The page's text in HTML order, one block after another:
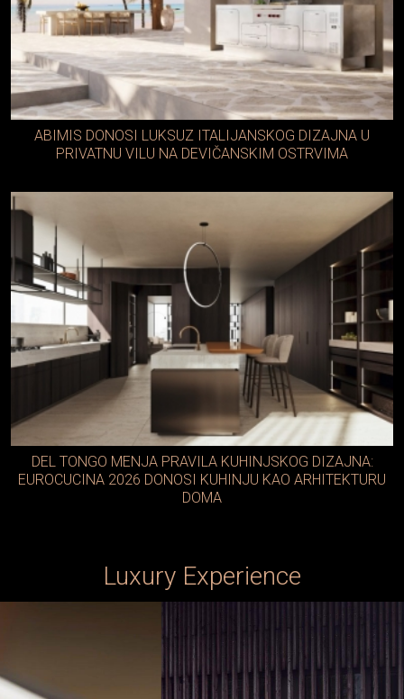
ABIMIS DONOSI LUKSUZ ITALIJANSKOG DIZAJNA U
PRIVATNU VILU NA DEVIČANSKIM OSTRVIMA
DEL TONGO MENJA PRAVILA KUHINJSKOG DIZAJNA:
EUROCUCINA 2026 DONOSI KUHINJU KAO ARHITEKTURU
DOMA
Luxury Experience